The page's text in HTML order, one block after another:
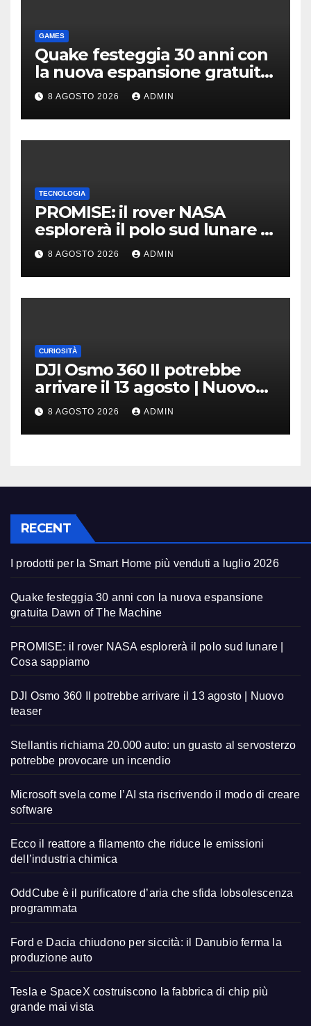
GAMES
Quake festeggia 30 anni con
la nuova espansione gratuita
Dawn of The Machine
8 AGOSTO 2026 ADMIN
TECNOLOGIA
PROMISE: il rover NASA
esplorerà il polo sud lunare |
Cosa sappiamo
8 AGOSTO 2026 ADMIN
CURIOSITÀ
DJI Osmo 360 II potrebbe
arrivare il 13 agosto | Nuovo
teaser
8 AGOSTO 2026 ADMIN
RECENT
I prodotti per la Smart Home più venduti a luglio 2026
Quake festeggia 30 anni con la nuova espansione
gratuita Dawn of The Machine
PROMISE: il rover NASA esplorerà il polo sud lunare |
Cosa sappiamo
DJI Osmo 360 II potrebbe arrivare il 13 agosto | Nuovo
teaser
Stellantis richiama 20.000 auto: un guasto al servosterzo
potrebbe provocare un incendio
Microsoft svela come l’AI sta riscrivendo il modo di creare
software
Ecco il reattore a filamento che riduce le emissioni
dell’industria chimica
OddCube è il purificatore d’aria che sfida lobsolescenza
programmata
Ford e Dacia chiudono per siccità: il Danubio ferma la
produzione auto
Tesla e SpaceX costruiscono la fabbrica di chip più
grande mai vista